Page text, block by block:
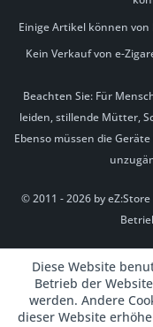
Einige Artikel können
Kein Verkauf von e-
Beachten Sie: Für
leiden, stillende Mütter,
Ebenso müssen die
© 2011 - 2026 by
Diese Website
Betrieb der
werden. Andere
dieser Website